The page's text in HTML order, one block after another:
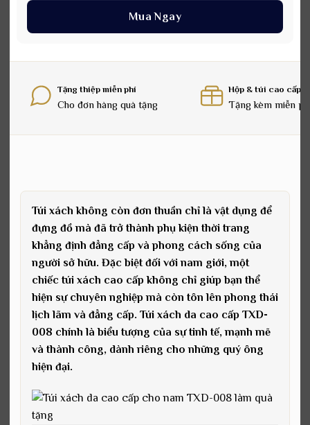
Mua Ngay
Tặng thiệp miễn phí
Cho đơn hàng quà tặng
Hộp & túi cao cấp
Tặng kèm miễn
Túi xách không còn đơn thuần chỉ là vật dụng để
đựng đồ mà đã trở thành phụ kiện thời trang
khẳng định đẳng cấp và phong cách sống của
người sở hữu. Đặc biệt đối với nam giới, một
chiếc túi xách cao cấp không chỉ giúp bạn thể
hiện sự chuyên nghiệp mà còn tôn lên phong thái
lịch lãm và đẳng cấp. Túi xách da cao cấp TXD-
008 chính là biểu tượng của sự tinh tế, mạnh mẽ
và thành công, dành riêng cho những quý ông
hiện đại.